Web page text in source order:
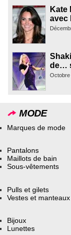
Kate
avec
de…
Octobre
MODE
Marques de mode
Pantalons
Maillots de bain
Sous-vêtements
Pulls et gilets
Vestes et manteaux
Bijoux
Lunettes